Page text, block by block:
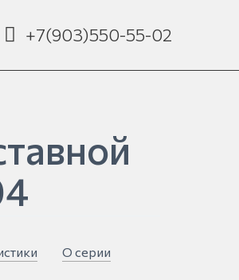
+7(903)550-55-02
О серии